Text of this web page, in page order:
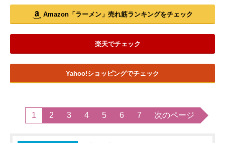
Amazon「ラーメン」売れ筋ランキングをチェック
楽天でチェック
Yahoo!ショッピングでチェック
1 2 3 4 5 6 7 次のページ